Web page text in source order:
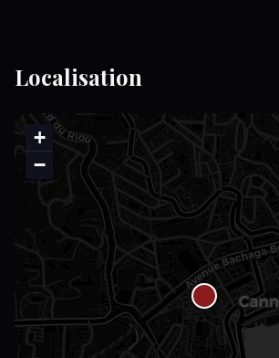
Localisation
+
−